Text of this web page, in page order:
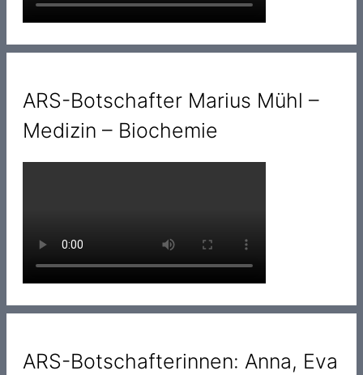
ARS-Botschafter Marius Mühl –
Medizin – Biochemie
ARS-Botschafterinnen: Anna, Eva